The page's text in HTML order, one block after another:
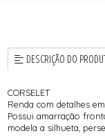
DESCRIÇÃO DO
CORSELET
Renda com detalhes
Possui amarração
modela a silhueta,